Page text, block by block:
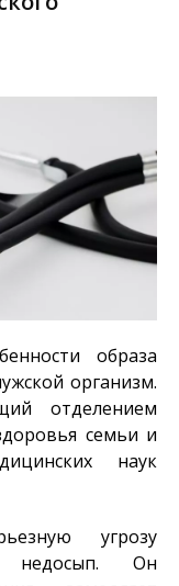
образа
организм.
отделением
семьи и
наук
угрозу
недосып. Он